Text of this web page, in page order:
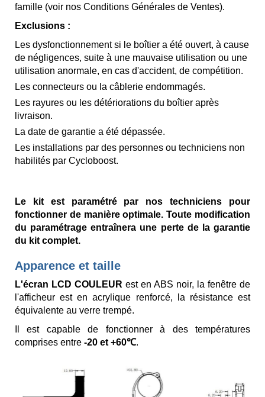
famille (voir nos Conditions Générales de Ventes).
Exclusions :
Les dysfonctionnement si le boîtier a été ouvert, à cause
de négligences, suite à une mauvaise utilisation ou une
utilisation anormale, en cas d'accident, de compétition.
Les connecteurs ou la câblerie endommagés.
Les rayures ou les détériorations du boîtier après
livraison.
La date de garantie a été dépassée.
Les installations par des personnes ou techniciens non
habilités par Cycloboost.
Le kit est paramétré par nos techniciens pour
fonctionner de manière optimale. Toute modification
du paramétrage entraînera une perte de la garantie
du kit complet.
Apparence et taille
L'écran LCD COULEUR est en ABS noir, la fenêtre de
l'afficheur est en acrylique renforcé, la résistance est
équivalente au verre trempé.
Il est capable de fonctionner à des températures
comprises entre -20 et +60℃.